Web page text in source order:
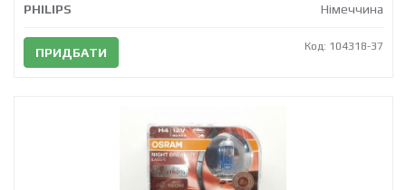
PHILIPS
Німеччина
ПРИДБАТИ Код: 104318-37